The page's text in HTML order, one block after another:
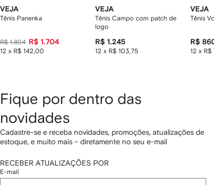
VEJA
Tênis Panenka
R$ 1.804 R$ 1.704
12 x R$ 142,00
VEJA
Tênis Campo com patch de
logo
R$ 1.245
12 x R$ 103,75
VEJA
Tênis
R$ 860
12 x R$
Fique por dentro das
novidades
Cadastre-se e receba novidades, promoções, atualizações de
estoque, e muito mais – diretamente no seu e-mail
RECEBER ATUALIZAÇÕES POR
E-mail